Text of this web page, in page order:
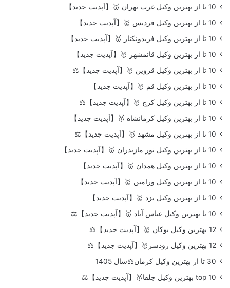
10 تا از بهترین وکیل غرب تهران 🥇【آپدیت جدید】
10 تا از بهترین وکیل فردیس 🥇【آپدیت جدید】
10 تا از بهترین وکیل فریدونکنار 🥇【آپدیت جدید】
10 تا از بهترین وکیل قائمشهر 🥇【آپدیت جدید】
10 تا از بهترین وکیل قزوین 🥇【آپدیت جدید】⚖️
10 تا از بهترین وکیل قم 🥇【آپدیت جدید】
10 تا از بهترین وکیل کرج 🥇【آپدیت جدید】⚖️
10 تا از بهترین وکیل کرمانشاه 🥇【آپدیت جدید】
10 تا از بهترین وکیل مشهد 🥇【آپدیت جدید】⚖️
10 تا از بهترین وکیل نور مازندران 🥇【آپدیت جدید】
10 تا از بهترین وکیل همدان 🥇【آپدیت جدید】
10 تا از بهترین وکیل ورامین 🥇【آپدیت جدید】
10 تا از بهترین وکیل یزد 🥇【آپدیت جدید】
10 تا بهترین وکیل عباس آباد 🥇【آپدیت جدید】⚖️
12 بهترین وکیل بوکان 🥇【آپدیت جدید】⚖️
12 بهترین وکیل رودسر🥇【آپدیت جدید】⚖️
30 تا از بهترین وکیل کرمان⚖️سال 1405
top 10 بهترین وکیل جلفا🥇【آپدیت جدید】⚖️